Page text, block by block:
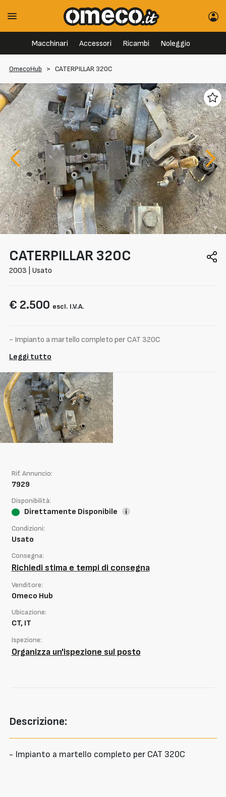
Macchinari Accessori Ricambi Noleggio
OmecoHub > CATERPILLAR 320C
Descrizione:
- Impianto a martello completo per CAT 320C
CATERPILLAR 320C
2003 | Usato
€ 2.500 escl. I.V.A.
- Impianto a martello completo per CAT 320C
Leggi tutto
Rif. Annuncio:
7929
Disponibilità:
Direttamente Disponibile
Condizioni:
Usato
Consegna:
Richiedi stima e tempi di consegna
Venditore:
Omeco Hub
Ubicazione:
CT, IT
Ispezione:
Organizza un'ispezione sul posto